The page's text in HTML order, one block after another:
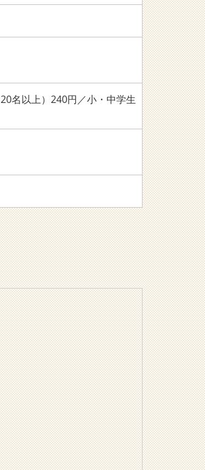
名以上）240円／小・中学生